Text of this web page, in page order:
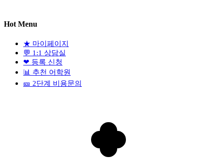
Hot Menu
★ 마이페이지
💬 1:1 상담실
❤ 등록 신청
📊 추천 어학원
🎫 2단계 비용문의